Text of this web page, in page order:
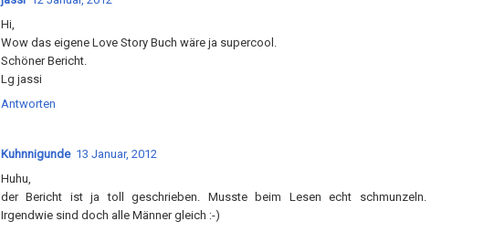
Hi,
Wow das eigene Love Story Buch wäre ja supercool.
Schöner Bericht.
Lg jassi
Antworten
Kuhnnigunde 13 Januar, 2012
Huhu,
der Bericht ist ja toll geschrieben. Musste beim Lesen echt schmunzeln.
Irgendwie sind doch alle Männer gleich :-)